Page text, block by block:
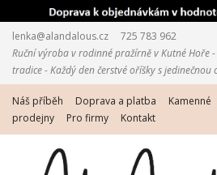
lenka@alandalous.cz 725 783 962
Ruční výroba v rodinné pražírně v Kutné Hoře
tradice - Každý den čerstvé oříšky s jedinečnou
Náš příběh Doprava a platba
Kamenné
prodejny
Pro firmy Kontakt